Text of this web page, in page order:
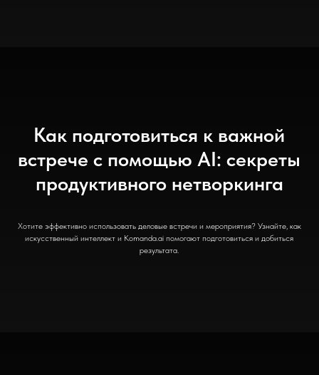
Как подготовиться к важной
встрече с помощью AI: секреты
продуктивного нетворкинга
Хотите эффективно использовать деловые встречи и мероприятия? Узнайте, как
искусственный интеллект и Komanda.ai помогают подготовиться и добиться
результата.